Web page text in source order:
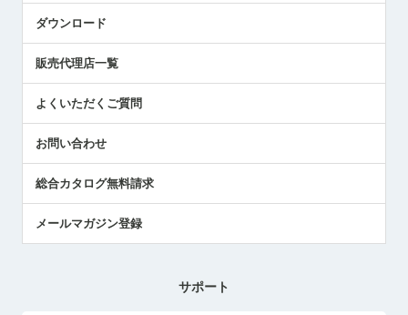
国/地域/言語
社員ブログ
中小企業のBCP地震対策
センサのテクニカルガイド
社長ブログ
ダウンロード
販売代理店一覧
よくいただくご質問
お問い合わせ
総合カタログ無料請求
メールマガジン登録
サポート